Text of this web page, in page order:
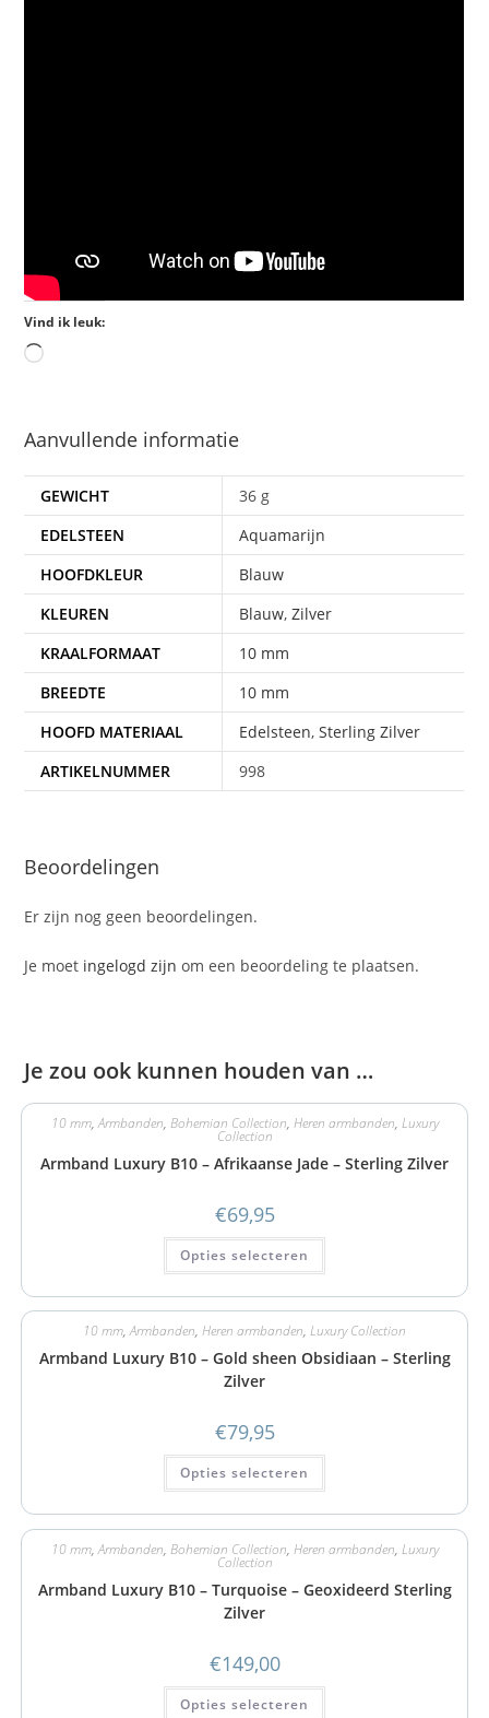
Vind ik leuk:
Aanvullende informatie
GEWICHT
36 g
EDELSTEEN
Aquamarijn
HOOFDKLEUR
Blauw
KLEUREN
Blauw,Zilver
KRAALFORMAAT
10 mm
BREEDTE
10 mm
HOOFD MATERIAAL
Edelsteen,Sterling Zilver
ARTIKELNUMMER
998
Beoordelingen
Er zijn nog geen beoordelingen.
Je moet ingelogd zijn om een beoordeling te plaatsen.
Je zou ook kunnen houden van …
10 mm,Armbanden, Bohemian Collection, Heren armbanden, Luxury
Collection
Armband Luxury B10 – Afrikaanse Jade – Sterling Zilver
€69,95
Opties selecteren
10 mm,Armbanden, Heren armbanden, Luxury Collection
Armband Luxury B10 – Gold sheen Obsidiaan – Sterling
Zilver
€79,95
Opties selecteren
10 mm,Armbanden, Bohemian Collection, Heren armbanden, Luxury
Collection
Armband Luxury B10 – Turquoise – Geoxideerd Sterling
Zilver
€149,00
Opties selecteren